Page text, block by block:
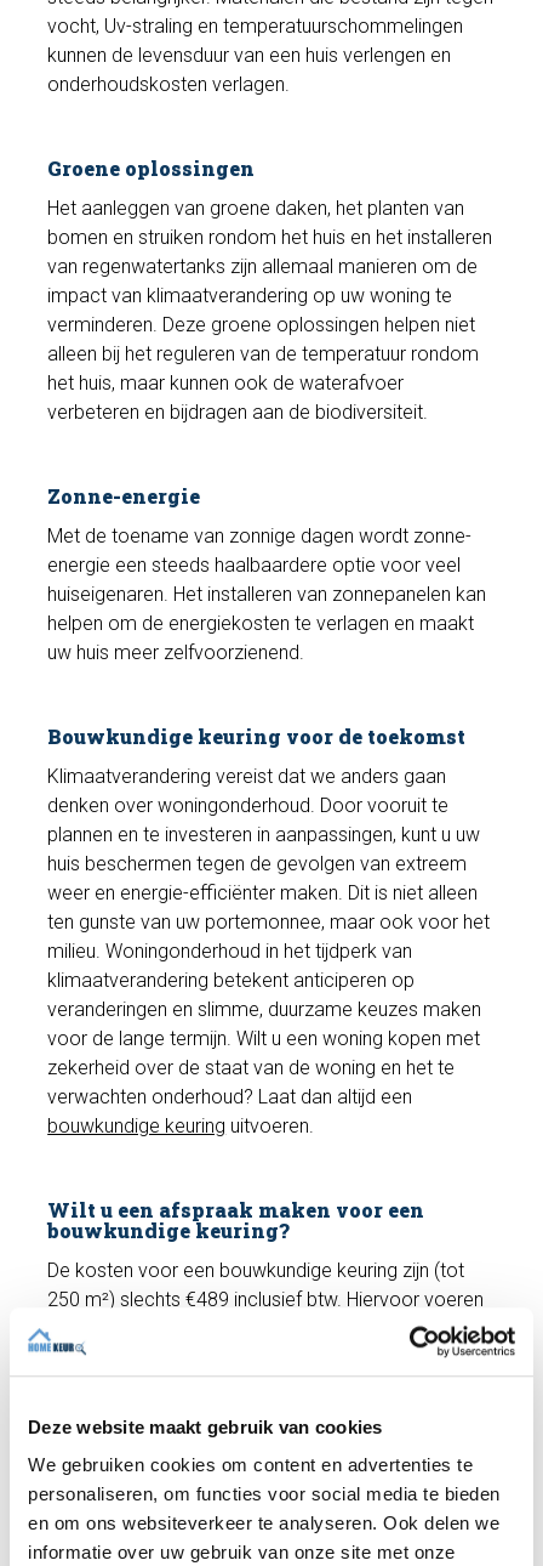
Deze website maakt gebruik van cookies
We gebruiken cookies om content en advertenties te
personaliseren, om functies voor social media te bieden
en om ons websiteverkeer te analyseren. Ook delen we
informatie over uw gebruik van onze site met onze
vocht, Uv-straling en temperatuurschommelingen
kunnen de levensduur van een huis verlengen en
onderhoudskosten verlagen.
Groene oplossingen
Het aanleggen van groene daken, het planten van
bomen en struiken rondom het huis en het installeren
van regenwatertanks zijn allemaal manieren om de
impact van klimaatverandering op uw woning te
verminderen. Deze groene oplossingen helpen niet
alleen bij het reguleren van de temperatuur rondom
het huis, maar kunnen ook de waterafvoer
verbeteren en bijdragen aan de biodiversiteit.
Zonne-energie
Met de toename van zonnige dagen wordt zonne-
energie een steeds haalbaardere optie voor veel
huiseigenaren. Het installeren van zonnepanelen kan
helpen om de energiekosten te verlagen en maakt
uw huis meer zelfvoorzienend.
Bouwkundige keuring voor de toekomst
Klimaatverandering vereist dat we anders gaan
denken over woningonderhoud. Door vooruit te
plannen en te investeren in aanpassingen, kunt u uw
huis beschermen tegen de gevolgen van extreem
weer en energie-efficiënter maken. Dit is niet alleen
ten gunste van uw portemonnee, maar ook voor het
milieu. Woningonderhoud in het tijdperk van
klimaatverandering betekent anticiperen op
veranderingen en slimme, duurzame keuzes maken
voor de lange termijn. Wilt u een woning kopen met
zekerheid over de staat van de woning en het te
verwachten onderhoud? Laat dan altijd een
bouwkundige keuring uitvoeren.
Wilt u een afspraak maken voor een
bouwkundige keuring?
De kosten voor een bouwkundige keuring zijn (tot
250 m²) slechts €489 inclusief btw. Hiervoor voeren
wij een uitgebreide
uit en
ontvangt u een bouwkundig rapport. Heeft u vragen?
direct een afspraak met een deskundige inspecteur
Maak een afspraak